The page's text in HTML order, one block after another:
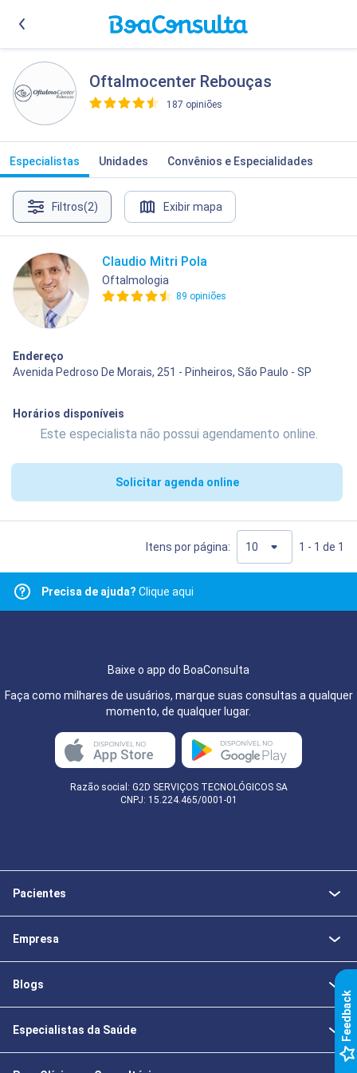
Oftalmocenter Rebouças
187 opiniões
Especialistas Unidades Convênios e Especialidades
Filtros(2) Exibir mapa
Claudio Mitri Pola
Oftalmologia
89 opiniões
Endereço
Avenida Pedroso De Morais, 251 - Pinheiros, São Paulo - SP
Horários disponíveis
Este especialista não possui agendamento online.
Solicitar agenda online
Itens por página: 1 - 1 de 1
Precisa de ajuda? Clique aqui
Baixe o app do BoaConsulta
Faça como milhares de usuários, marque suas consultas a qualquer
momento, de qualquer lugar.
Razão social: G2D SERVIÇOS TECNOLÓGICOS SA
CNPJ: 15.224.465/0001-01
Pacientes
Empresa
Blogs
Especialistas da Saúde k